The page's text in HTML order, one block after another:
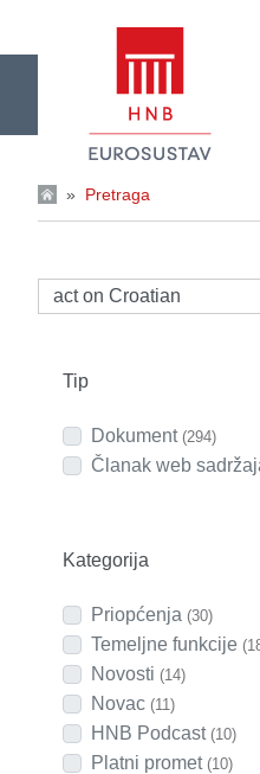
» Pretraga
Tip
Dokument (294)
Članak web
Kategorija
Priopćenja (30)
Temeljne funkcije
Novosti (14)
Novac (11)
HNB Podcast (10)
Platni promet (10)